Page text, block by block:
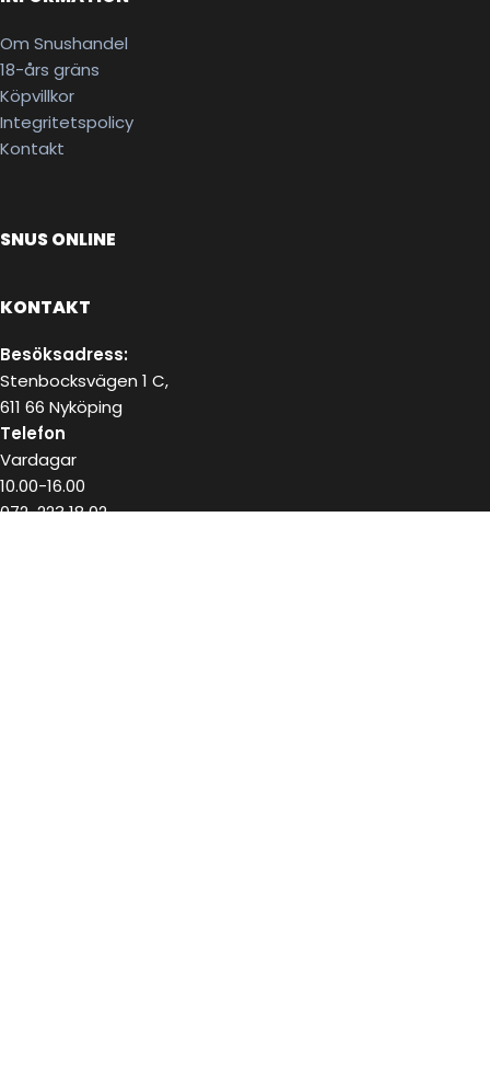
Om Snushandel
18-års gräns
Köpvillkor
Integritetspolicy
Kontakt
SNUS ONLINE
KONTAKT
Besöksadress:
Stenbocksvägen 1 C,
611 66 Nyköping
Telefon
Vardagar
10.00-16.00
072-223 18 02